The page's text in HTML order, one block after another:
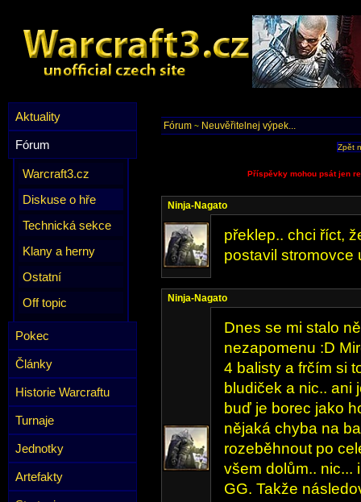
Aktuality
Fórum
Warcraft3.cz
Diskuse o hře
Technická sekce
Klany a herny
Ostatní
Off topic
Pokec
Články
Historie Warcraftu
Turnaje
Jednotky
Artefakty
Fórum ~ Neuvěřitelnej výpek...
Zpět
Příspěvky mohou psát jen
Ninja-Nagato
překlep.. chci říct,
postavil stromovce
Ninja-Nagato
Dnes se mi stalo
nezapomenu :D
4 balisty a frčím si
bludiček a nic.. ani
buď je borec jako
nějaká chyba na
rozeběhnout po
všem dolům.. nic...
GG. Takže